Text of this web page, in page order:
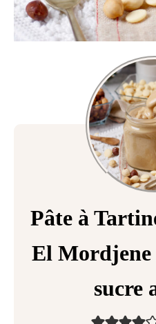
Pâte à
El Mordjene
sucre